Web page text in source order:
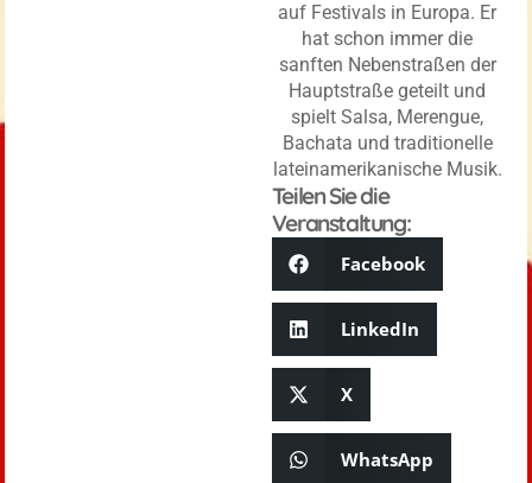
auf Festivals in Europa. Er
hat schon immer die
sanften Nebenstraßen der
Hauptstraße geteilt und
spielt Salsa, Merengue,
Bachata und traditionelle
lateinamerikanische Musik.
Teilen Sie die
Veranstaltung:
Facebook
LinkedIn
X
WhatsApp